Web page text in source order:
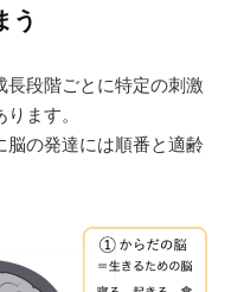
う
段階ごとに特定の刺激
ます。
の発達には順番と適齢